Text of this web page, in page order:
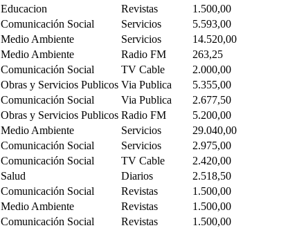
Educacion Revistas
1.500,00
Comunicación Social Servicios
5.593,00
Medio Ambiente Servicios
14.520,00
Medio Ambiente Radio FM
263,25
Comunicación Social TV Cable
2.000,00
Obras y Servicios Publicos Via Publica
5.355,00
Comunicación Social Via Publica
2.677,50
Obras y Servicios Publicos Radio FM
5.200,00
Medio Ambiente Servicios
29.040,00
Comunicación Social Servicios
2.975,00
Comunicación Social TV Cable
2.420,00
Salud Diarios
2.518,50
Comunicación Social Revistas
1.500,00
Medio Ambiente Revistas
1.500,00
Comunicación Social Revistas
1.500,00